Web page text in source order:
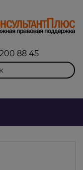
88 45